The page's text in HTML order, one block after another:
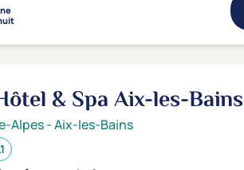
& Spa Aix-les-Bains
Marlioz4*
Alpes-Aix-les-Bains